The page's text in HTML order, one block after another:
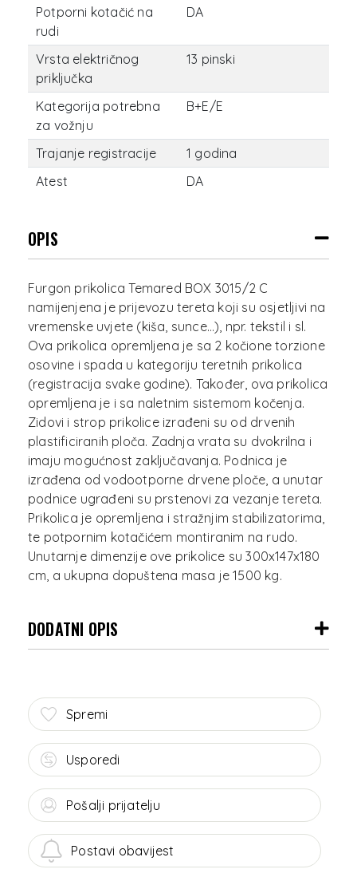
Potporni kotačić na
rudi
DA
Vrsta električnog
priključka
13 pinski
Kategorija potrebna
za vožnju
B+E/E
Trajanje registracije
1 godina
Atest
DA
OPIS
Furgon prikolica Temared BOX 3015/2 C
namijenjena je prijevozu tereta koji su osjetljivi na
vremenske uvjete (kiša, sunce…), npr. tekstil i sl.
Ova prikolica opremljena je sa 2 kočione torzione
osovine i spada u kategoriju teretnih prikolica
(registracija svake godine). Također, ova prikolica
opremljena je i sa naletnim sistemom kočenja.
Zidovi i strop prikolice izrađeni su od drvenih
plastificiranih ploča. Zadnja vrata su dvokrilna i
imaju mogućnost zaključavanja. Podnica je
izrađena od vodootporne drvene ploče, a unutar
podnice ugrađeni su prstenovi za vezanje tereta.
Prikolica je opremljena i stražnjim stabilizatorima,
te potpornim kotačićem montiranim na rudo.
Unutarnje dimenzije ove prikolice su 300x147x180
DODATNI OPIS
Spremi
Usporedi
Pošalji prijatelju
Postavi obavijest